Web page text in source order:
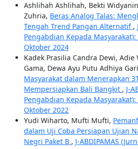
Ashlihah Ashlihah, Bekti
Zuhria, Beras Analog Talas:
Tengah Trend Pangan Alternatif ,
Pengabdian Kepada Masyarakat):
Oktober 2024
Kadek Prasilia Candra Dewi, Adie
Gama, Dewa Ayu Putu Adhiya
Masyarakat dalam Menerapkan
Mempersiapkan Bali Bangkit , J-
Pengabdian Kepada Masyarakat):
Oktober 2022
Yudi Wiharto, Mufti Mufti,
dalam Uji Coba Persiapan Ujian
Negri Paket B , J-ABDIPAMAS